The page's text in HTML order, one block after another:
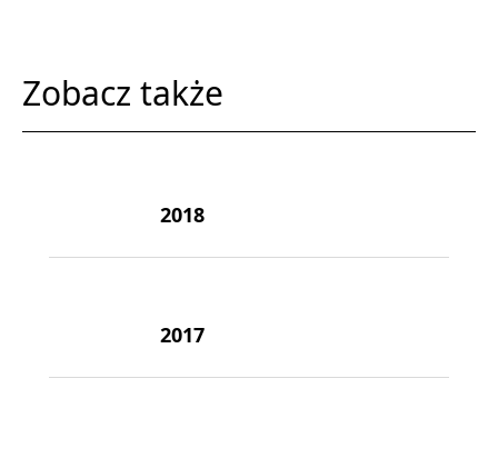
Zobacz także
2018
2017